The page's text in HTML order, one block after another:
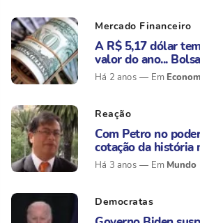
Mercado Financeiro
A R$ 5,17 dólar
valor do ano...
Há 2 anos
Reação
Com Petro no
cotação da história
Há 3 anos Mundo
Democratas